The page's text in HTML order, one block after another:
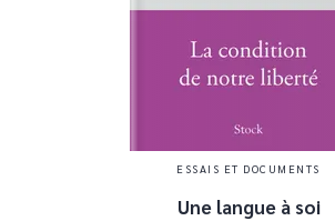
ESSAIS ET DOCUMENTS
Une langue à soi